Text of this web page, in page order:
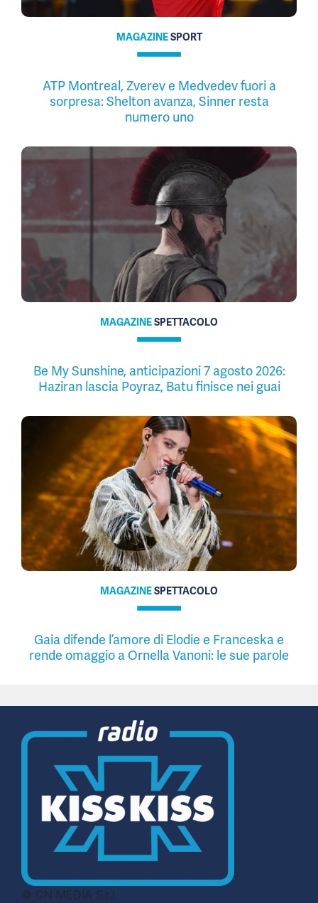
MAGAZINESPORT
ATP Montreal, Zverev e Medvedev fuori a
sorpresa: Shelton avanza, Sinner resta
numero uno
MAGAZINESPETTACOLO
Be My Sunshine, anticipazioni 7 agosto 2026:
Haziran lascia Poyraz, Batu finisce nei guai
MAGAZINESPETTACOLO
Gaia difende l’amore di Elodie e Franceska e
rende omaggio a Ornella Vanoni: le sue parole
© CN MEDIA S.r.l.